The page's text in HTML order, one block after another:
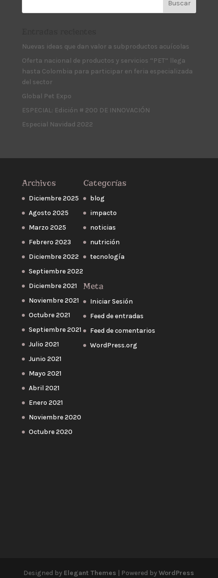
Nuevas ideas que dan valor a subproductos acuícolas
Oferta nacional de productos y servicios “PET” llega
hasta Colombia para participar en feria especializada
del sector
Global Pet Expo
ESPECIAL: Edición # 200 DE INNOVACIÓN
Especial Navidad 2022
Archivos
Diciembre 2025
Agosto 2025
Marzo 2025
Febrero 2023
Diciembre 2022
Septiembre 2022
Diciembre 2021
Noviembre 2021
Octubre 2021
Septiembre 2021
Julio 2021
Junio 2021
Mayo 2021
Abril 2021
Enero 2021
Noviembre 2020
Octubre 2020
Categorías
blog
impacto
noticias
nutrición
tecnología
Meta
Iniciar Sesión
Feed de entradas
Feed de comentarios
WordPress.org
Designed by Elegant Themes | Powered byWordPress